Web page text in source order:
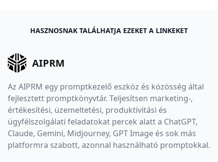
HASZNOSNAK TALÁLHATJA EZEKET A LINKEKET
AIPRM
Az AIPRM egy promptkezelő eszköz és közösség által
fejlesztett promptkönyvtár. Teljesítsen marketing-,
értékesítési, üzemeltetési, produktivitási és
ügyfélszolgálati feladatokat percek alatt a ChatGPT,
Claude, Gemini, Midjourney, GPT Image és sok más
platformra szabott, azonnal használható promptokkal.